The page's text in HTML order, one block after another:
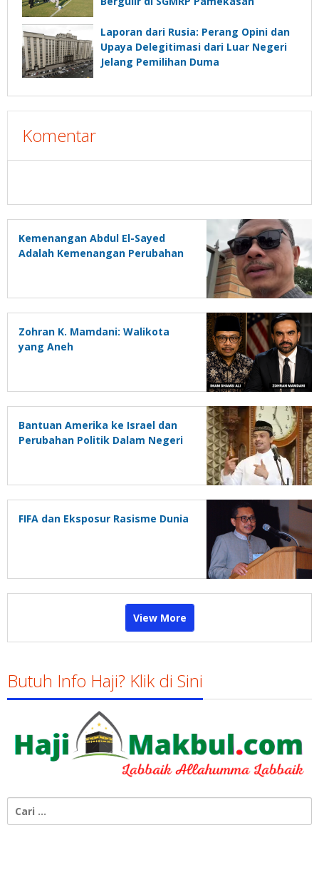
Laporan dari Rusia: Perang Opini dan
Upaya Delegitimasi dari Luar Negeri
Jelang Pemilihan Duma
Komentar
Kemenangan Abdul El-Sayed
Adalah Kemenangan Perubahan
Zohran K. Mamdani: Walikota
yang Aneh
Bantuan Amerika ke Israel dan
Perubahan Politik Dalam Negeri
FIFA dan Eksposur Rasisme Dunia
View More
Butuh Info Haji? Klik di Sini
untuk: